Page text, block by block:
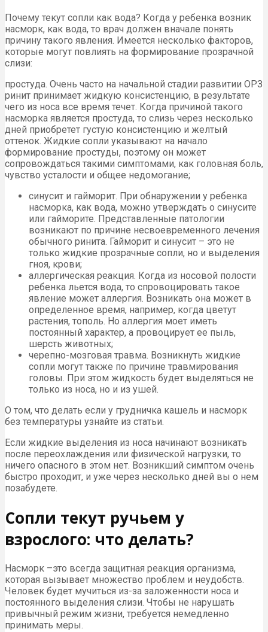
Почему текут сопли как вода? Когда у ребенка возник
насморк, как вода, то врач должен вначале понять
причину такого явления. Имеется несколько факторов,
которые могут повлиять на формирование прозрачной
слизи:
простуда. Очень часто на начальной стадии развитии ОРЗ
ринит принимает жидкую консистенцию, в результате
чего из носа все время течет. Когда причиной такого
насморка является простуда, то слизь через несколько
дней приобретет густую консистенцию и желтый
оттенок. Жидкие сопли указывают на начало
формирование простуды, поэтому он может
сопровождаться такими симптомами, как головная боль,
чувство усталости и общее недомогание;
синусит и гайморит. При обнаружении у ребенка
насморка, как вода, можно утверждать о синусите
или гайморите. Представленные патологии
возникают по причине несвоевременного лечения
обычного ринита. Гайморит и синусит – это не
только жидкие прозрачные сопли, но и выделения
гноя, крови;
аллергическая реакция. Когда из носовой полости
ребенка льется вода, то спровоцировать такое
явление может аллергия. Возникать она может в
определенное время, например, когда цветут
растения, тополь. Но аллергия моет иметь
постоянный характер, а провоцирует ее пыль,
шерсть животных;
черепно-мозговая травма. Возникнуть жидкие
сопли могут также по причине травмирования
головы. При этом жидкость будет выделяться не
только из носа, но и из ушей.
О том, что делать если у грудничка кашель и насморк
без температуры узнайте из статьи.
Если жидкие выделения из носа начинают возникать
после переохлаждения или физической нагрузки, то
ничего опасного в этом нет. Возникший симптом очень
быстро проходит, и уже через несколько дней вы о нем
позабудете.
Сопли текут ручьем у
взрослого: что делать?
Насморк –это всегда защитная реакция организма,
которая вызывает множество проблем и неудобств.
Человек будет мучиться из-за заложенности носа и
постоянного выделения слизи. Чтобы не нарушать
привычный режим жизни, требуется немедленно
принимать меры.